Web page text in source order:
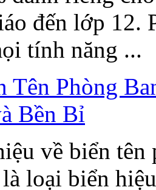
đến lớp 12.
tính năng ...
Tên Phòng
Bền Bỉ
về biển tên
loại biển